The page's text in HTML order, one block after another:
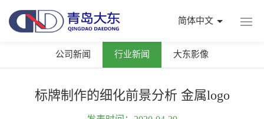
简体中文
公司新闻 行业新闻 大东影像
标牌制作的细化前景分析 金属logo